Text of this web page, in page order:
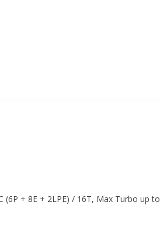
(6P + 8E + 2LPE) / 16T, Max Turbo up to